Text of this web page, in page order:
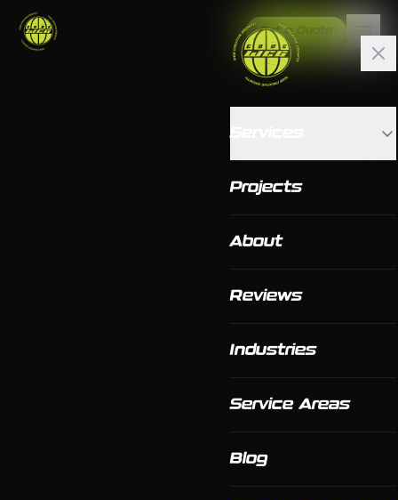
Get a Quote
Projects
About
Reviews
Industries
Service Areas
Blog